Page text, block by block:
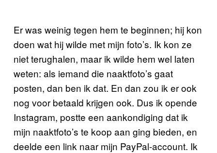
Er was weinig tegen hem te beginnen; hij kon
doen wat hij wilde met mijn foto’s. Ik kon ze
niet terughalen, maar ik wilde hem wel laten
weten: als iemand die naaktfoto’s gaat
posten, dan ben ik dat. En dan zou ik er ook
nog voor betaald krijgen ook. Dus ik opende
Instagram, postte een aankondiging dat ik
mijn naaktfoto’s te koop aan ging bieden, en
deelde een link naar mijn PayPal-account. Ik